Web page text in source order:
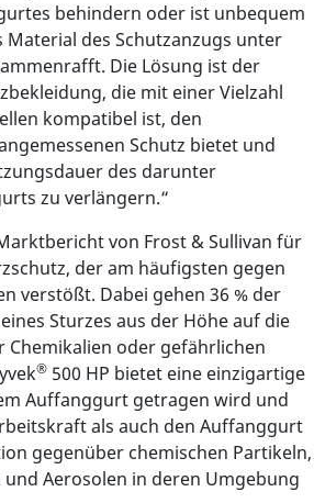
behindern oder ist unbequem
Material des Schutzanzugs unter
Die Lösung ist der
die mit einer Vielzahl
kompatibel ist, den
Schutz bietet und
des darunter
zu verlängern.“
von Frost & Sullivan für
der am häufigsten gegen
verstößt. Dabei gehen 36 % der
Sturzes aus der Höhe auf die
Chemikalien oder gefährlichen
® 500 HP bietet eine einzigartige
Auffanggurt getragen wird und
als auch den Auffanggurt
gegenüber chemischen Partikeln,
Aerosolen in deren Umgebung